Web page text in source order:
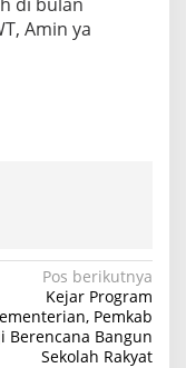
Amin ya
Pos berikutnya
Kejar Program
Pemkab
Berencana Bangun
Sekolah Rakyat